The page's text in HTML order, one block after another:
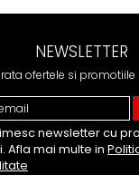
NEWSLETTER
rata ofertele si promotiile
newsletter cu
Afla mai multe in